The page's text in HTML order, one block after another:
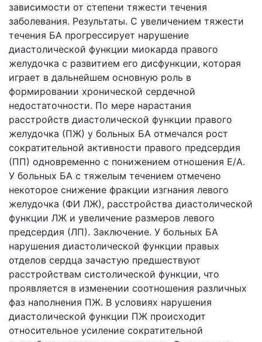
зависимости от степени тяжести течения
заболевания. Результаты. С увеличением тяжести
течения БА прогрессирует нарушение
диастолической функции миокарда правого
желудочка с развитием его дисфункции, которая
играет в дальнейшем основную роль в
формировании хронической сердечной
недостаточности. По мере нарастания
расстройств диастолической функции правого
желудочка (ПЖ) у больных БА отмечался рост
сократительной активности правого предсердия
(ПП) одновременно с понижением отношения Е/А.
У больных БА с тяжелым течением отмечено
некоторое снижение фракции изгнания левого
желудочка (ФИ ЛЖ), расстройства диастолической
функции ЛЖ и увеличение размеров левого
предсердия (ЛП). Заключение. У больных БА
нарушения диастолической функции правых
отделов сердца зачастую предшествуют
расстройствам систолической функции, что
проявляется в изменении соотношения различных
фаз наполнения ПЖ. В условиях нарушения
диастолической функции ПЖ происходит
относительное усиление сократительной